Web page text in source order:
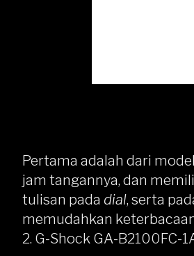
Pertama adalah dari
jam tangannya, dan
tulisan pada dial, serta
memudahkan
2. G-Shock GA-B2100FC-